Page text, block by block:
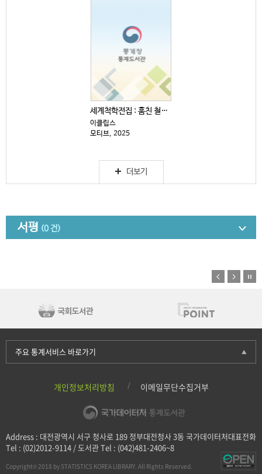
세계척학전집 : 훔친 철학 편
이클립스
모티브, 2025
더보기
서평 (0 건)
개인정보처리방침 이메일무단수집거부
Address : 대전광역시 서구 청사로 189 정부대전청사 3동 국가데이터처대표전화
Tel : (02)2012-9114 / 도서관 Tel : (042)481-2406~8
Copyright© 2018 by STATISTICS KOREA LIBRARY. All Rights Reserved.
주요 통계서비스 바로가기